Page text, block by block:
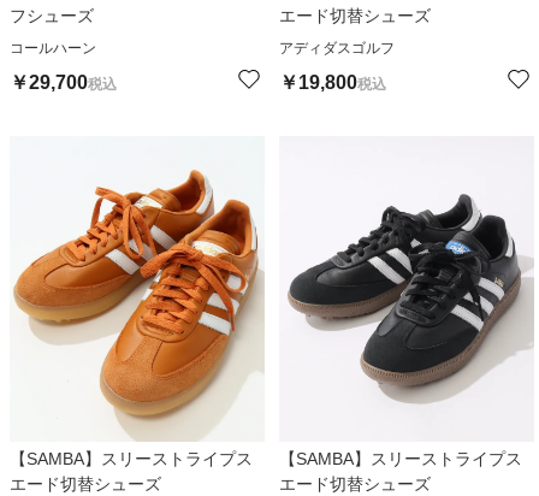
フシューズ
コールハーン
￥29,700税込
エード切替シューズ
アディダスゴルフ
￥19,800税込
【SAMBA】スリーストライプス
エード切替シューズ
【SAMBA】スリーストライプス
エード切替シューズ